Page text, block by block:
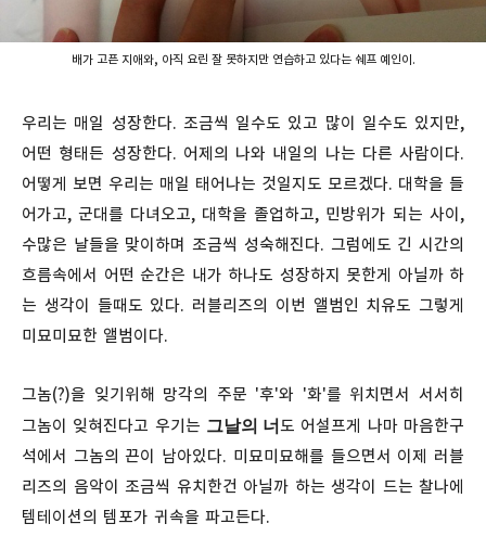
배가 고픈 지애와, 아직 요린 잘 못하지만 연습하고 있다는 쉐프 예인이.
우리는 매일 성장한다. 조금씩 일수도 있고 많이 일수도 있지만,
어떤 형태든 성장한다. 어제의 나와 내일의 나는 다른 사람이다.
어떻게 보면 우리는 매일 태어나는 것일지도 모르겠다. 대학을 들
어가고, 군대를 다녀오고, 대학을 졸업하고, 민방위가 되는 사이,
수많은 날들을 맞이하며 조금씩 성숙해진다. 그럼에도 긴 시간의
흐름속에서 어떤 순간은 내가 하나도 성장하지 못한게 아닐까 하
는 생각이 들때도 있다. 러블리즈의 이번 앨범인 치유도 그렇게
미묘미묘한 앨범이다.
그놈(?)을 잊기위해 망각의 주문 '후'와 '화'를 위치면서 서서히
그놈이 잊혀진다고 우기는 그날의 너도 어설프게 나마 마음한구
석에서 그놈의 끈이 남아있다. 미묘미묘해를 들으면서 이제 러블
리즈의 음악이 조금씩 유치한건 아닐까 하는 생각이 드는 찰나에
템테이션의 템포가 귀속을 파고든다.